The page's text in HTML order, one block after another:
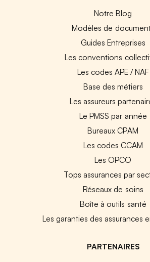
Notre Blog
Modèles de
Guides Entreprises
Les conventions
Les codes APE / NAF
Base des métiers
Les assureurs
Le PMSS par année
Bureaux CPAM
Les codes CCAM
Les OPCO
Tops assurances par
Réseaux de soins
Boîte à outils santé
Les garanties des assurances
PARTENAIRES